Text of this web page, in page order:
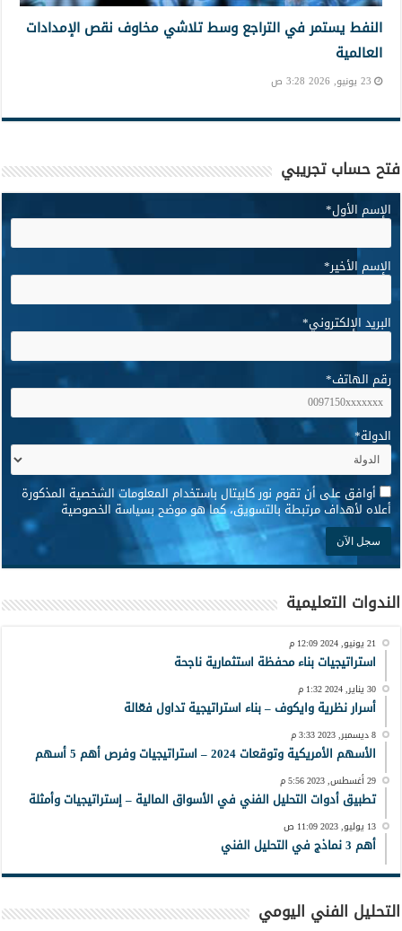
النفط يستمر في التراجع وسط تلاشي مخاوف نقص الإمدادات
العالمية
23 يونيو, 2026 3:28 ص
فتح حساب تجريبي
الإسم الأول*
الإسم الأخير*
البريد الإلكتروني*
رقم الهاتف*
الدولة*
* أوافق على أن تقوم نور كابيتال باستخدام المعلومات الشخصية المذكورة
أعلاه لأهداف مرتبطة بالتسويق، كما هو موضح بسياسة الخصوصية
الندوات التعليمية
21 يونيو, 2024 12:09 م
استراتيجيات بناء محفظة استثمارية ناجحة
30 يناير, 2024 1:32 م
أسرار نظرية وايكوف – بناء استراتيجية تداول فعّالة
8 ديسمبر, 2023 3:33 م
الأسهم الأمريكية وتوقعات 2024 – استراتيجيات وفرص أهم 5 أسهم
29 أغسطس, 2023 5:56 م
تطبيق أدوات التحليل الفني في الأسواق المالية – إستراتيجيات وأمثلة
13 يوليو, 2023 11:09 ص
أهم 3 نماذج في التحليل الفني
التحليل الفني اليومي